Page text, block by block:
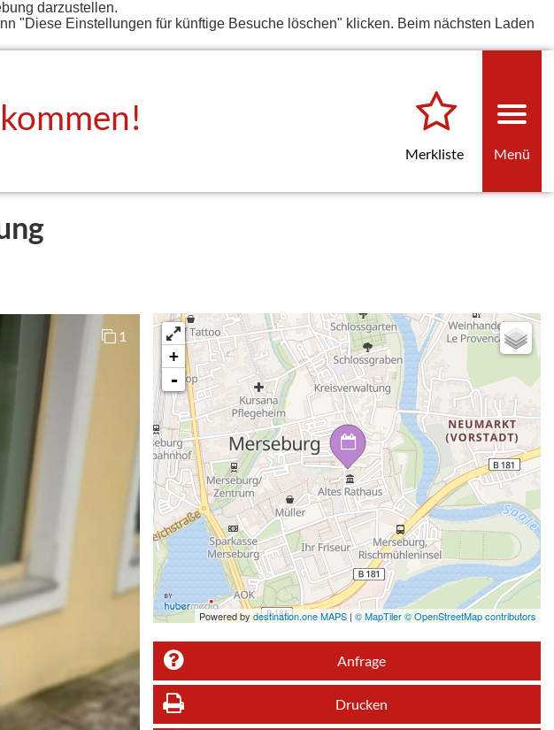
darzustellen.
"Diese Einstellungen für künftige Besuche löschen" klicken. Beim nächsten Laden
Merkliste Menü
1
+
-
Powered by destination.one MAPS | © MapTiler © OpenStreetMap contributors
Anfrage
Drucken